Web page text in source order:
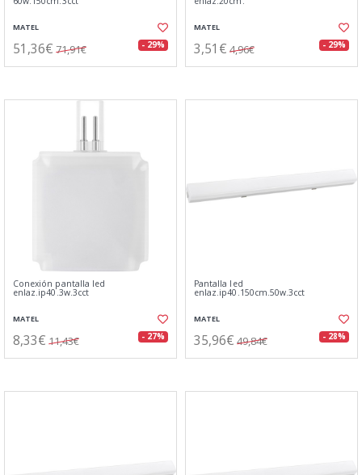
MATEL
51,36€ 71,91€ - 29%
MATEL
3,51€ 4,96€ - 29%
Conexión pantalla led
enlaz.ip40.3w.3cct
MATEL
8,33€ 11,43€ - 27%
Pantalla led
enlaz.ip40.150cm.50w.3cct
MATEL
35,96€ 49,84€ - 28%